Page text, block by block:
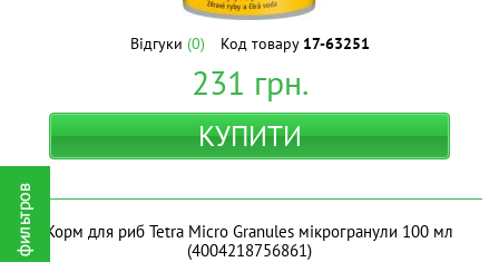
Відгуки (0) Код товару 17-63251
231 грн.
КУПИТИ
Корм для риб Tetra Micro Granules мікрогранули 100 мл
(4004218756861)